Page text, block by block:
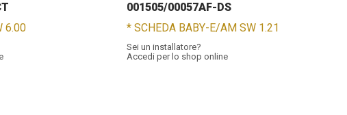
6.00
001505/00057AF-DS
* SCHEDA BABY-E/AM SW 1.21
Sei un installatore?
Accedi per lo shop online